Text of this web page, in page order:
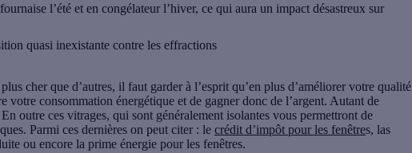
l’été et en congélateur l’hiver, ce qui aura un impact désastreux sur
quasi inexistante contre les effractions
cher que d’autres, il faut garder à l’esprit qu’en plus d’améliorer votre qualité
consommation énergétique et de gagner donc de l’argent. Autant de
outre ces vitrages, qui sont généralement isolantes vous permettront de
Parmi ces dernières on peut citer : le crédit d’impôt pour les fenêtres, las
ou encore la prime énergie pour les fenêtres.